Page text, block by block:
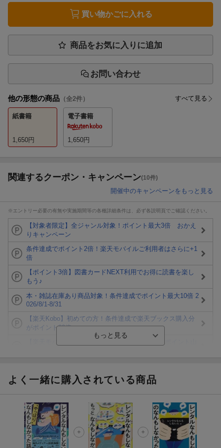
買い物かごに入れる
商品をお気に入りに追加
お問い合わせ
他の形態の商品 （全2件） すべて見る
紙書籍
1,650円
電子書籍
1,650円
関連するクーポン・キャンペーン(10件)
開催中のキャンペーンをもっと見る
※エントリー必要の有無や実施期間等の各種詳細条件は、必ず各説明頁でご確認ください。
【対象者限定】全ジャンル対象！ポイント最大3倍 おかえ
りキャンペーン
条件達成でポイント2倍！楽天モバイルご利用者はさらに+1
倍
【ポイント3倍】図書カードNEXT利用でお得に読書を楽し
もう♪
本・雑誌在庫あり商品対象！条件達成でポイント最大10倍 2
026/8/1-8/31
【楽天Kobo】初めての方！条件達成で楽天ブックス購入分
がポイント20倍
ト山分け
エントリー＆3,000円以上購入で無料データSIM（3GB/月プ
ラン）が当たる！
楽天モバイル紹介キャンペーンの拡散で300円OFFクーポン
進呈
よく一緒に購入されている商品